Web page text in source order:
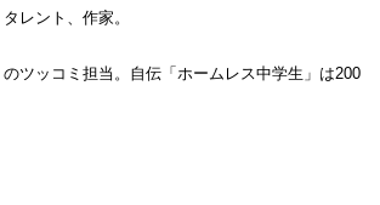
レント、作家。
ツッコミ担当。自伝「ホームレス中学生」は200